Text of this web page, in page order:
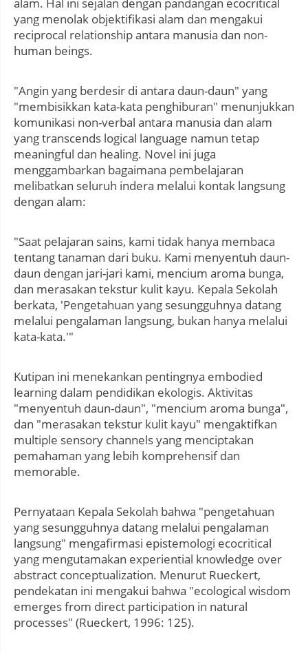
yang menolak objektifikasi alam dan mengakui
reciprocal relationship antara manusia dan non-
human beings.
"Angin yang berdesir di antara daun-daun" yang
"membisikkan kata-kata penghiburan" menunjukkan
komunikasi non-verbal antara manusia dan alam
yang transcends logical language namun tetap
meaningful dan healing. Novel ini juga
menggambarkan bagaimana pembelajaran
melibatkan seluruh indera melalui kontak langsung
dengan alam:
"Saat pelajaran sains, kami tidak hanya membaca
tentang tanaman dari buku. Kami menyentuh daun-
daun dengan jari-jari kami, mencium aroma bunga,
dan merasakan tekstur kulit kayu. Kepala Sekolah
berkata, 'Pengetahuan yang sesungguhnya datang
melalui pengalaman langsung, bukan hanya melalui
kata-kata.'"
Kutipan ini menekankan pentingnya embodied
learning dalam pendidikan ekologis. Aktivitas
"menyentuh daun-daun", "mencium aroma bunga",
dan "merasakan tekstur kulit kayu" mengaktifkan
multiple sensory channels yang menciptakan
pemahaman yang lebih komprehensif dan
memorable.
Pernyataan Kepala Sekolah bahwa "pengetahuan
yang sesungguhnya datang melalui pengalaman
langsung" mengafirmasi epistemologi ecocritical
yang mengutamakan experiential knowledge over
abstract conceptualization. Menurut Rueckert,
pendekatan ini mengakui bahwa "ecological wisdom
emerges from direct participation in natural
processes" (Rueckert, 1996: 125).